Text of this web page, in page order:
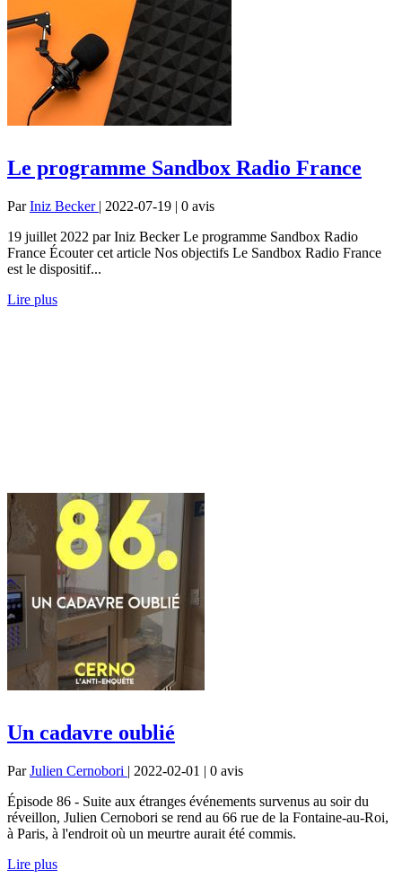
Le programme Sandbox Radio France
ParIniz Becker | 2022-07-19 | 0 avis
19 juillet 2022 par Iniz Becker Le programme Sandbox Radio
France Écouter cet article Nos objectifs Le Sandbox Radio France
est le dispositif...
Lire plus
Un cadavre oublié
ParJulien Cernobori | 2022-02-01 | 0 avis
Épisode 86 - Suite aux étranges événements survenus au soir du
réveillon, Julien Cernobori se rend au 66 rue de la Fontaine-au-Roi,
à Paris, à l'endroit où un meurtre aurait été commis.
Lire plus